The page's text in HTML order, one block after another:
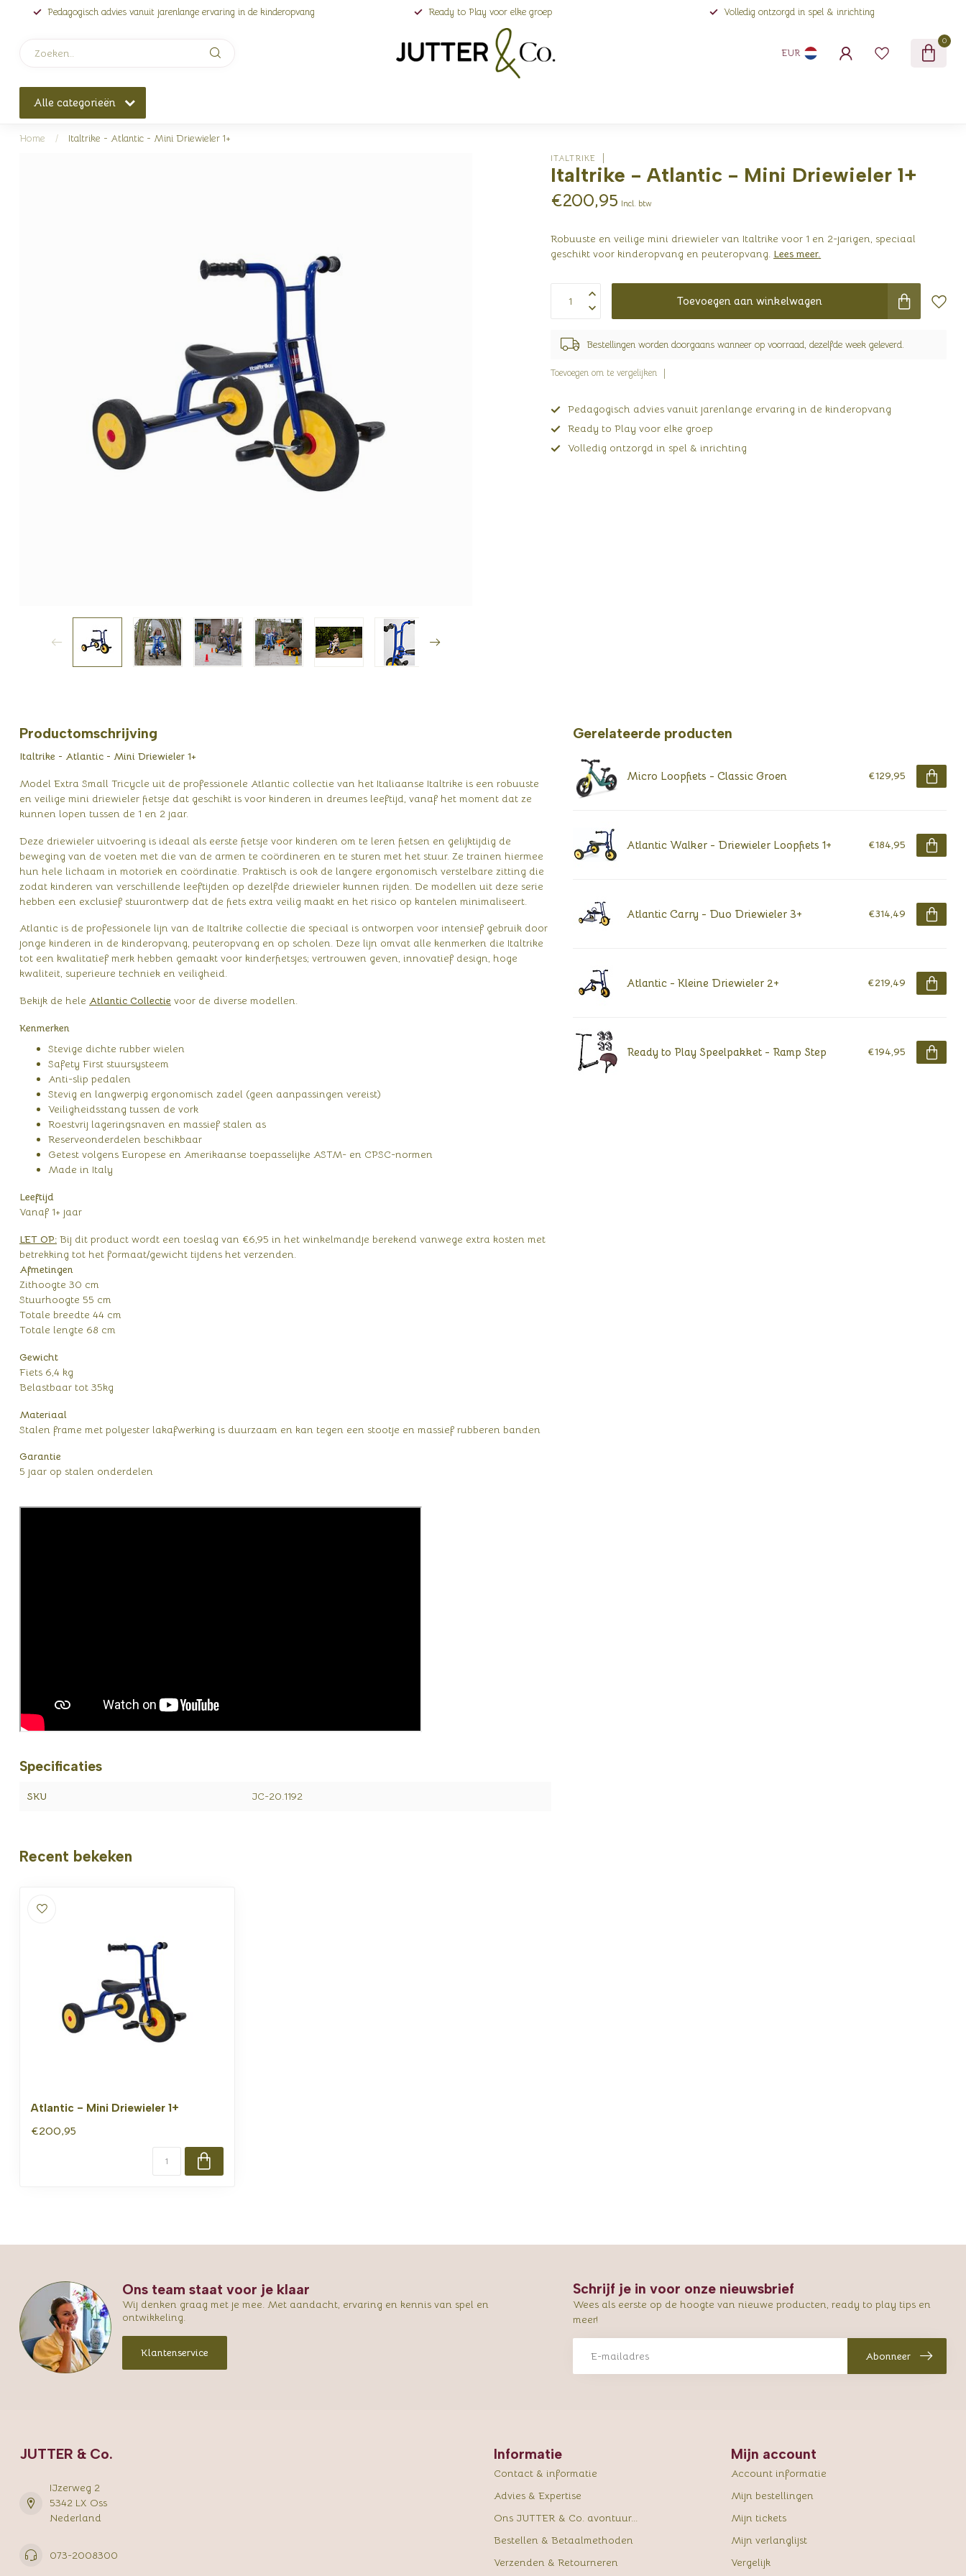
Pedagogisch advies vanuit jarenlange ervaring in de kinderopvang Ready to Play voor elke groep Volledig ontzorgd in spel & inrichting
EUR
0
Alle categorieën
Home / Italtrike - Atlantic - Mini Driewieler 1+
ITALTRIKE
Italtrike - Atlantic - Mini Driewieler 1+
€200,95 Incl. btw
Robuuste en veilige mini driewieler van Italtrike voor 1 en 2-jarigen, speciaal
geschikt voor kinderopvang en peuteropvang. Lees meer.
Toevoegen aan winkelwagen
Bestellingen worden doorgaans wanneer op voorraad, dezelfde week geleverd.
Toevoegen om te vergelijken
Pedagogisch advies vanuit jarenlange ervaring in de kinderopvang
Ready to Play voor elke groep
Volledig ontzorgd in spel & inrichting
Productomschrijving
Italtrike - Atlantic - Mini Driewieler 1+
Model Extra Small Tricycle uit de professionele Atlantic collectie van het Italiaanse Italtrike is een robuuste
en veilige mini driewieler fietsje dat geschikt is voor kinderen in dreumes leeftijd, vanaf het moment dat ze
kunnen lopen tussen de 1 en 2 jaar.
Deze driewieler uitvoering is ideaal als eerste fietsje voor kinderen om te leren fietsen en gelijktijdig de
beweging van de voeten met die van de armen te coördineren en te sturen met het stuur. Ze trainen hiermee
hun hele lichaam in motoriek en coördinatie. Praktisch is ook de langere ergonomisch verstelbare zitting die
zodat kinderen van verschillende leeftijden op dezelfde driewieler kunnen rijden. De modellen uit deze serie
hebben een exclusief stuurontwerp dat de fiets extra veilig maakt en het risico op kantelen minimaliseert.
Atlantic is de professionele lijn van de Italtrike collectie die speciaal is ontworpen voor intensief gebruik door
jonge kinderen in de kinderopvang, peuteropvang en op scholen. Deze lijn omvat alle kenmerken die Italtrike
tot een kwalitatief merk hebben gemaakt voor kinderfietsjes; vertrouwen geven, innovatief design, hoge
kwaliteit, superieure techniek en veiligheid.
Bekijk de hele Atlantic Collectie voor de diverse modellen.
Kenmerken
Stevige dichte rubber wielen
Safety First stuursysteem
Anti-slip pedalen
Stevig en langwerpig ergonomisch zadel (geen aanpassingen vereist)
Veiligheidsstang tussen de vork
Roestvrij lageringsnaven en massief stalen as
Reserveonderdelen beschikbaar
Getest volgens Europese en Amerikaanse toepasselijke ASTM- en CPSC-normen
Made in Italy
Leeftijd
Vanaf 1+ jaar
LET OP: Bij dit product wordt een toeslag van €6,95 in het winkelmandje berekend vanwege extra kosten met
betrekking tot het formaat/gewicht tijdens het verzenden.
Afmetingen
Zithoogte 30 cm
Stuurhoogte 55 cm
Totale breedte 44 cm
Totale lengte 68 cm
Gewicht
Fiets 6,4 kg
Belastbaar tot 35kg
Materiaal
Stalen frame met polyester lakafwerking is duurzaam en kan tegen een stootje en massief rubberen banden
Garantie
5 jaar op stalen onderdelen
Specificaties
SKU JC-20.1192
Gerelateerde producten
Micro Loopfiets - Classic Groen €129,95
Atlantic Walker - Driewieler Loopfiets 1+ €184,95
Atlantic Carry - Duo Driewieler 3+ €314,49
Atlantic - Kleine Driewieler 2+ €219,49
Ready to Play Speelpakket - Ramp Step €194,95
Recent bekeken
Atlantic - Mini Driewieler 1+
€200,95
Ons team staat voor je klaar
Wij denken graag met je mee. Met aandacht, ervaring en kennis van spel en
ontwikkeling.
Klantenservice
Schrijf je in voor onze nieuwsbrief
Wees als eerste op de hoogte van nieuwe producten, ready to play tips en
meer!
Abonneer
JUTTER & Co.
IJzerweg 2
5342 LX Oss
Nederland
073-2008300
Informatie
Contact & informatie
Advies & Expertise
Ons JUTTER & Co. avontuur...
Bestellen & Betaalmethoden
Verzenden & Retourneren
Mijn account
Account informatie
Mijn bestellingen
Mijn tickets
Mijn verlanglijst
Vergelijk